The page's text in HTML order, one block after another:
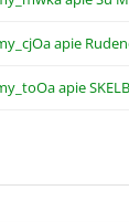
apie
apie